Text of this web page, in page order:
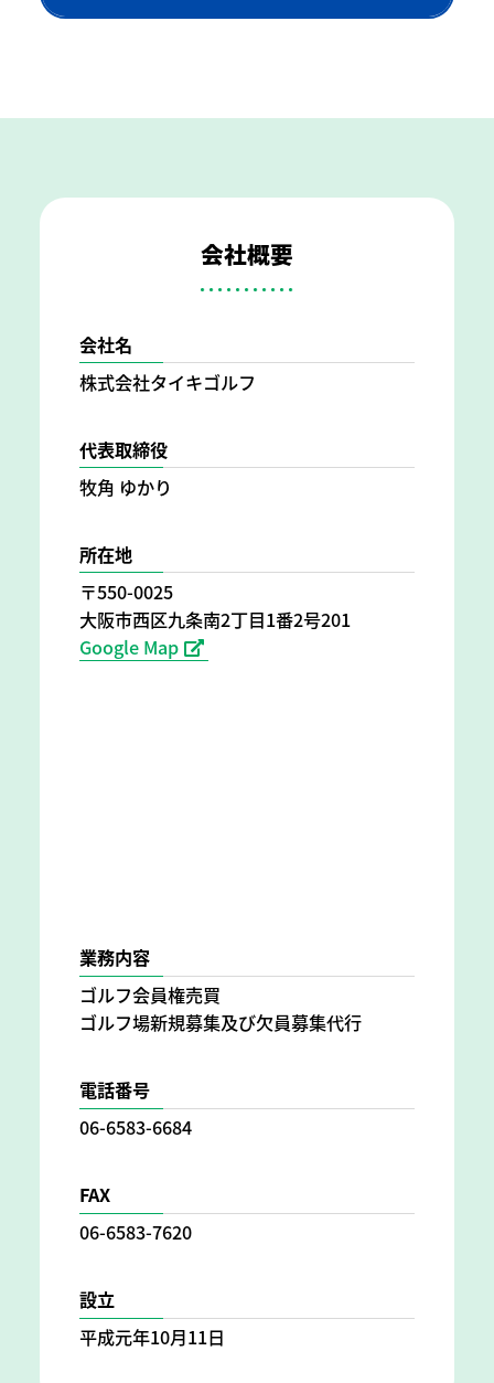
会社概要
会社名
株式会社タイキゴルフ
代表取締役
牧角 ゆかり
所在地
〒550-0025
大阪市西区九条南2丁目1番2号201
Google Map
業務内容
ゴルフ会員権売買
ゴルフ場新規募集及び欠員募集代行
電話番号
06-6583-6684
FAX
06-6583-7620
設立
平成元年10月11日